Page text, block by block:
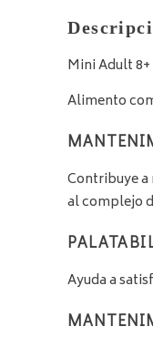
Mini Adult 8+
Alimento
Contribuye
al complejo
Ayuda a